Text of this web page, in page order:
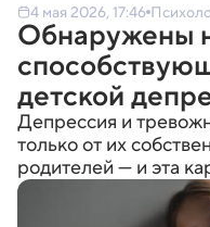
4 мая 2026, 17:46
Обнаружены
детской
Депрессия и
только от их
родителей — и эта